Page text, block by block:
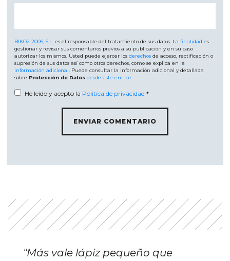
BIKO2 2006, S.L. es el responsable del tratamiento de sus datos. Lafinalidad es
gestionar y revisar sus comentarios previos a su publicación y en su caso
autorizar los mismos. Usted puede ejercer losderechos de acceso, rectificación o
supresión de sus datos así como otros derechos, como se explica en la
información adicional. Puede consultar la información adicional y detallada
sobre Protección de Datos desde este enlace.
He leído y acepto la Política de privacidad *
"Más vale lápiz pequeño que